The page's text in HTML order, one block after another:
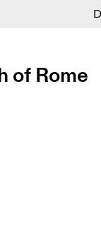
EN IT DE
FR
A stop
Reset
of Rome